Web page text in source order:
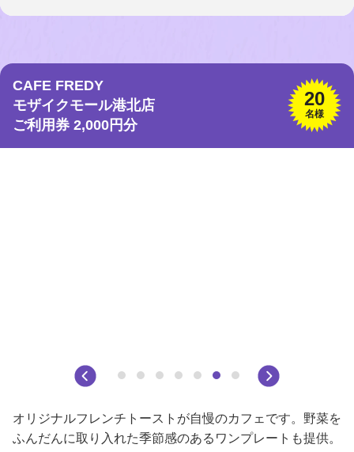
CAFE FREDY
モザイクモール港北店
ご利用券 2,000円分
20
名様
オリジナルフレンチトーストが自慢のカフェです。野菜を
ふんだんに取り入れた季節感のあるワンプレートも提供。